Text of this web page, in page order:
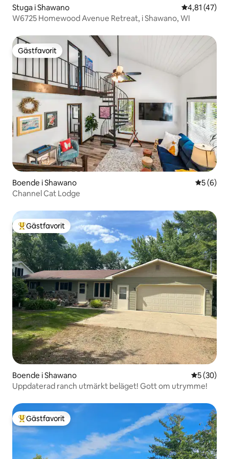
Stuga i Shawano 4,81 av 5 i
4,81 (47)
W6725 Homewood Avenue Retreat, i Shawano, WI
Gästfavorit
Gästfavorit
Boende i Shawano 5 av 5 i
5 (6)
Channel Cat Lodge
Populär gästfavorit
Gästfavorit
Boende i Shawano 5 av 5 i
5 (30)
Uppdaterad ranch utmärkt beläget! Gott om utrymme!
Populär gästfavorit
Gästfavorit